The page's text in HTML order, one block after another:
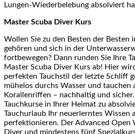
Lungen-Wiederbelebung absolviert
Master Scuba Diver Kurs
Wollen Sie zu den Besten der Besten
gehören und sich in der
fortbewegen? Dann runden Sie Ihre
Master Scuba Diver Kurs ab! Hier
perfekten Tauchstil der letzte Schliff
mühelos durchs Wasser und tauchen
Korallenriffen – nachhaltig und
Tauchkurse in Ihrer Heimat zu
Tauchurlaub Ihr neuerlerntes Wissen
perfektionieren. Der Advanced Open
Diver und mindestens fünf